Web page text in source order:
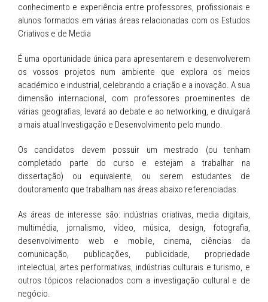
conhecimento e experiência entre professores, profissionais e
alunos formados em várias áreas relacionadas com os Estudos
Criativos e de Media
É uma oportunidade única para apresentarem e desenvolverem
os vossos projetos num ambiente que explora os meios
académico e industrial, celebrando a criação e a inovação. A sua
dimensão internacional, com professores proeminentes de
várias geografias, levará ao debate e ao networking, e divulgará
a mais atual Investigação e Desenvolvimento pelo mundo.
Os candidatos devem possuir um mestrado (ou tenham
completado parte do curso e estejam a trabalhar na
dissertação) ou equivalente, ou serem estudantes de
doutoramento que trabalham nas áreas abaixo referenciadas.
As áreas de interesse são: indústrias criativas, media digitais,
multimédia, jornalismo, vídeo, música, design, fotografia,
desenvolvimento web e mobile, cinema, ciências da
comunicação, publicações, publicidade, propriedade
intelectual, artes performativas, indústrias culturais e turismo, e
outros tópicos relacionados com a investigação cultural e de
negócio.